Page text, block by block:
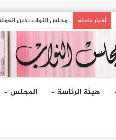
أخبار عاجلة مجلس النواب يدين
هيئة الرئاسة المجلس